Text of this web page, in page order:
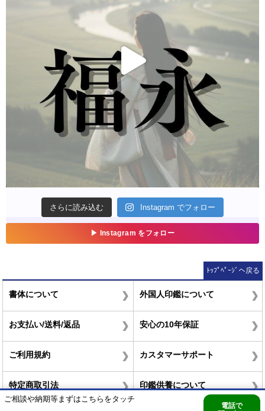
ご相談や納期等まずはこちらをタッチ
電話で
ﾄｯﾌﾟﾍﾟｰｼﾞへ戻る
書体について 外国人印鑑について
お支払い/送料/返品 安心の10年保証
ご利用規約 カスタマーサポート
特定商取引法 印鑑供養について